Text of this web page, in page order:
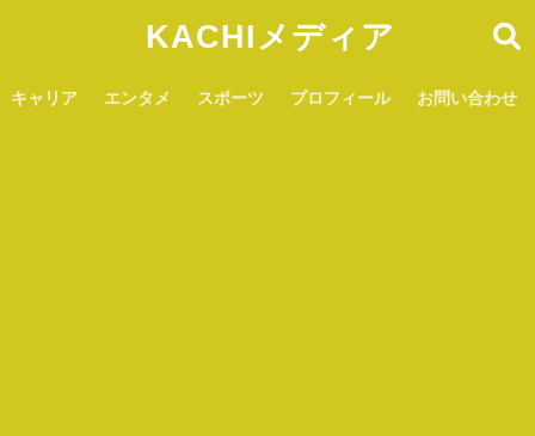
KACHIメディア
キャリア エンタメ スポーツ プロフィール お問い合わせ